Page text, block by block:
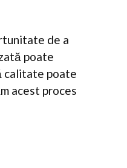
de a
poate
calitate poate
acest proces